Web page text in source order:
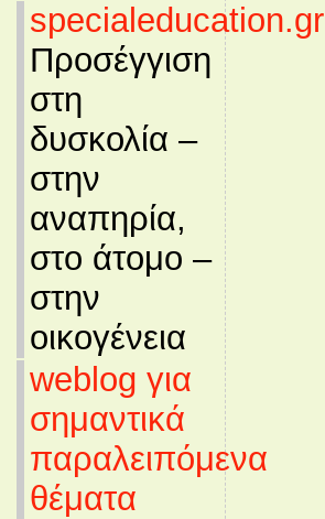
specialeducation.gr
Προσέγγιση
στη
δυσκολία –
στην
αναπηρία,
στο άτομο –
στην
οικογένεια
weblog για
σημαντικά
παραλειπόμενα
θέματα